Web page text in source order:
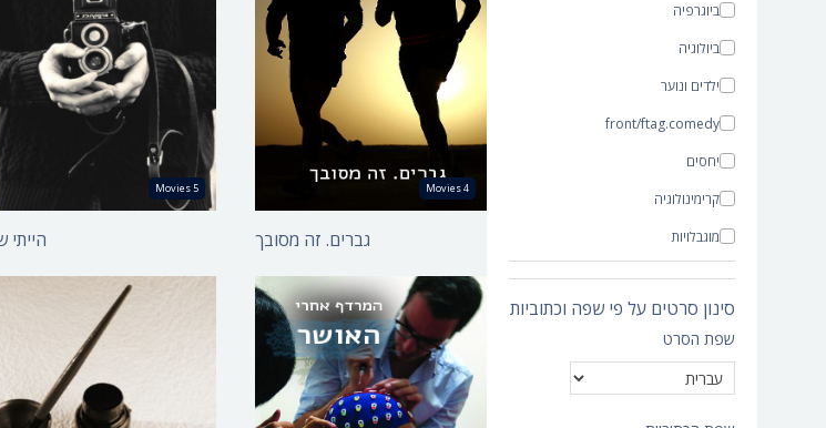
ביוגרפיה
ביולוגיה
ילדים ונוער
front/ftag.comedy
יחסים
קרימינולוגיה
מוגבלויות
תיעודי
כלכלה
חינוך
מיעוטים
סינון סרטים על פי שפה וכתוביות
שפת הסרט
אבא קבע
מי בא לאבא
כבר עשו הרבה סרטים על
מילואים
4 Movies
גברים. זה מסובך
הייתי שם - האנשים שהיו
עדים לאירועים משני עולם
הייתי שם: סיפורים על
אירועים משני עולם
מנקודת מבט אישית
הייתי שם: עדים לאירועים
הייתי שם כשזה קרה
5 Movies
הייתי
המרדף אחרי האושר -
דנ״א ואושר
המרדף אחרי האושר:
אוכל
בובה ממוכנת
עמוס עוז - ישר אל תוך
השמש הקיצית
משהו על רוח תזזית // על